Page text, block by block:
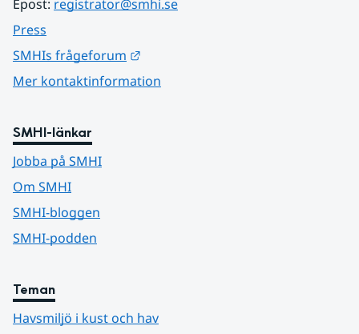
Epost: registrator@smhi.se
Press
SMHIs frågeforum
Mer kontaktinformation
SMHI-länkar
Jobba på SMHI
Om SMHI
SMHI-bloggen
SMHI-podden
Teman
Havsmiljö i kust och hav